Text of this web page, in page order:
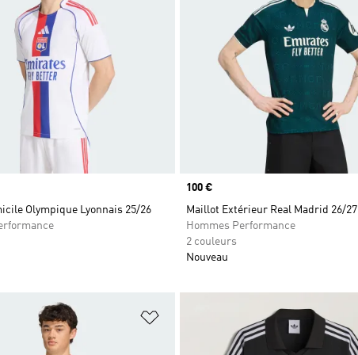
Olympique Lyonnais 25/26
Prix
100 €
Maillot Extérieur Real Madrid 26/27
Hommes Performance
2 couleurs
Nouveau
de produits favoris Ajouter à la Liste de produits favoris